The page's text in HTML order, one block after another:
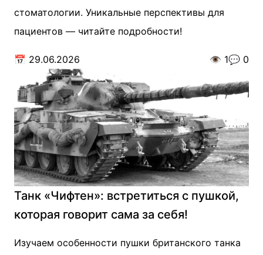
стоматологии. Уникальные перспективы для
пациентов — читайте подробности!
📅 29.06.2026 👁️ 1💬 0
Танк «Чифтен»: встретиться с пушкой,
которая говорит сама за себя!
Изучаем особенности пушки британского танка